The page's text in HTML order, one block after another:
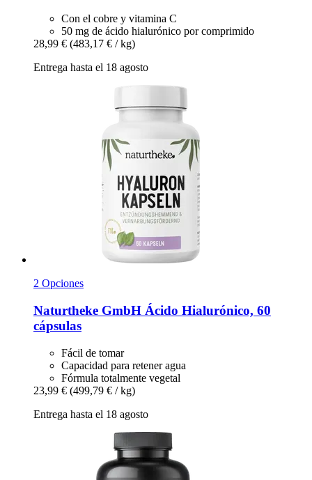
Con el cobre y vitamina C
50 mg de ácido hialurónico por comprimido
28,99 € (483,17 € / kg)
Entrega hasta el 18 agosto
2 Opciones
Naturtheke GmbH Ácido Hialurónico, 60
cápsulas
Fácil de tomar
Capacidad para retener agua
Fórmula totalmente vegetal
23,99 € (499,79 € / kg)
Entrega hasta el 18 agosto